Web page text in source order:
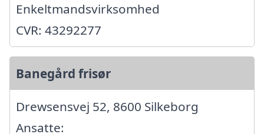
Enkeltmandsvirksomhed
CVR: 43292277
Banegård frisør
Drewsensvej 52, 8600 Silkeborg
Ansatte: